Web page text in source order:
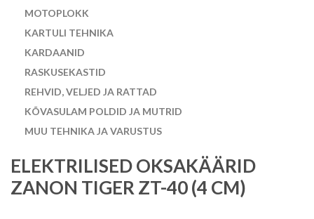
MOTOPLOKK
KARTULI TEHNIKA
KARDAANID
RASKUSEKASTID
REHVID, VELJED JA RATTAD
KÕVASULAM POLDID JA MUTRID
MUU TEHNIKA JA VARUSTUS
ELEKTRILISED OKSAKÄÄRID
ZANON TIGER ZT-40 (4 CM)